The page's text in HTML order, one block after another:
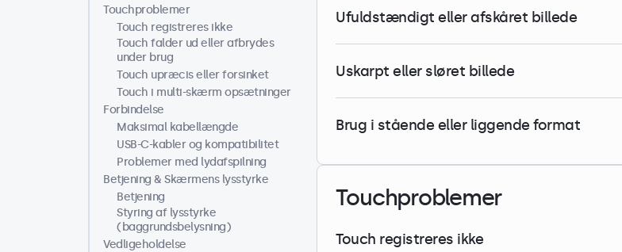
Touchproblemer
Touch registreres ikke
Touch falder ud eller afbrydes
under brug
Touch upræcis eller forsinket
Touch i multi-skærm opsætninger
Forbindelse
Maksimal kabellængde
USB-C-kabler og kompatibilitet
Problemer med lydafspilning
Betjening & Skærmens lysstyrke
Betjening
Styring af lysstyrke
(baggrundsbelysning)
Vedligeholdelse
Ufuldstændigt eller afskåret billede
Uskarpt eller sløret billede
Brug i stående eller liggende format
Touchproblemer
Touch registreres ikke